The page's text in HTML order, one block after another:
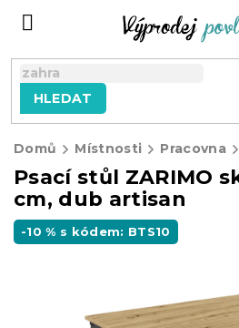
HLEDAT
Domů Místnosti Pracovna
Psací stůl ZARIMO
cm, dub artisan
-10 % s kódem: BTS10